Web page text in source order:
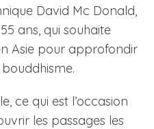
David Mc Donald,
ans, qui souhaite
Asie pour approfondir
ce qui est l’occasion
les passages les